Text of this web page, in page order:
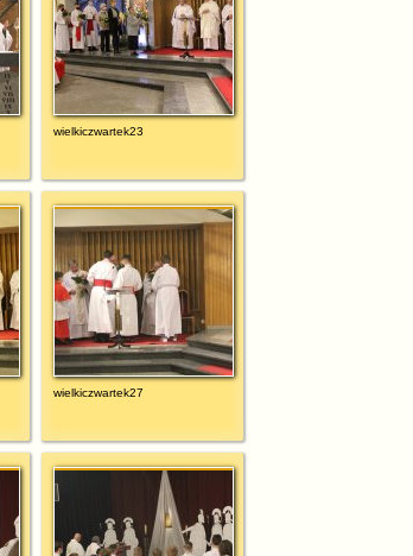
wielkiczwartek23
wielkiczwartek27